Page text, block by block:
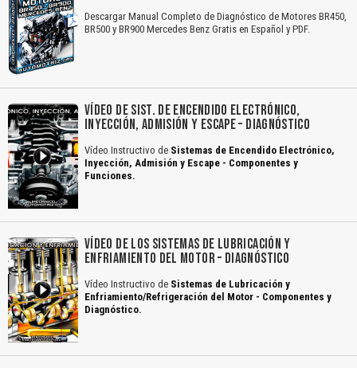
Descargar Manual Completo de Diagnóstico de Motores BR450,
BR500 y BR900 Mercedes Benz Gratis en Español y PDF.
VÍDEO DE SIST. DE ENCENDIDO ELECTRÓNICO,
INYECCIÓN, ADMISIÓN Y ESCAPE – DIAGNÓSTICO
Vídeo Instructivo de Sistemas de Encendido Electrónico,
Inyección, Admisión y Escape - Componentes y
Funciones.
VÍDEO DE LOS SISTEMAS DE LUBRICACIÓN Y
ENFRIAMIENTO DEL MOTOR – DIAGNÓSTICO
Vídeo Instructivo de Sistemas de Lubricación y
Enfriamiento/Refrigeración del Motor - Componentes y
Diagnóstico.